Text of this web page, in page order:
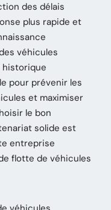
des délais
plus rapide et
véhicules
historique
pour prévenir les
et maximiser
le bon
solide est
entreprise
flotte de véhicules